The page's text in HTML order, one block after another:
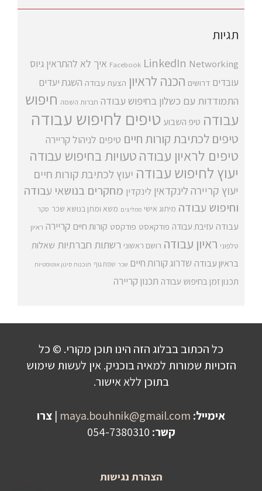
תגיות
Facebook LinkedIn Networking איך לא להתראין גיוס
עובדים דרושים הכנה לראיון הצעת עבודה השגת יעדים
התמודדות עם כשלון בחיפוש עבודה חברות השמה חיפוש
עבודה טיפ השבוע טיפים לחיפוש עבודה
טיפים לכתיבת קורות חיים טיפים לניהול קריירה
טיפים לראיון עבודהטעויות בחיפוש עבודה
יעוץ לחיפוש עבודה יעוץ לכתיבת קורות חיים
יעוץ קריירה לינקדאין לינקדין מחקרים בנושאי עבודה
וחיפוש עבודה מיתוג אישי ממליצים משא ומתן בנושא שכר סקר
עבודה עזיבת עבודה פודקאסט פודקסט קורות חיים קריירה ראיון
טלפוני ראיון עבודה רושם ראשוני רשתות חברתיות שאלות
בראיון עבודה שדרוג קורות חיים שכר שפת גוף תוכנות סינון אוטומטיות
תכנון זמן בחיפוש עבודה תכנון קריירה
כל הכתוב בבלוג הזה הינו תוכן מקורי. © כל
הזכויות שמורות למאיה בוכניק. אין לעשות שימוש
בתוכן ללא אישור.
אימייל: maya.bouhnik@gmail.com
| צרו
קשר:
הצהרת נגישות